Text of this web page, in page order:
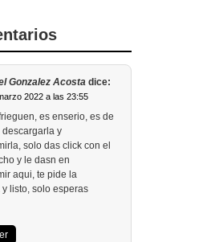
Gonzalez Acosta dice:
2022 a las 23:55
es enserio, es de
descargarla y
solo das click con el
y le dasn en
aqui, te pide la
listo, solo esperas